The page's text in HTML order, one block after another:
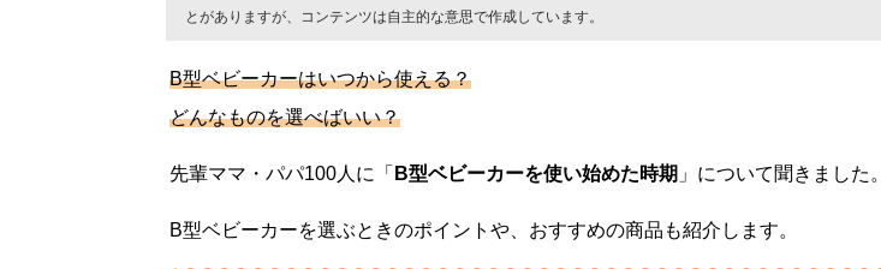
とがありますが、コンテンツは自主的な意思で作成しています。
B型ベビーカーはいつから使える？
どんなものを選べばいい？
先輩ママ・パパ100人に「 B型ベビーカーを使い始めた時期 」について聞きました。
B型ベビーカーを選ぶときのポイントや、おすすめの商品も紹介します。